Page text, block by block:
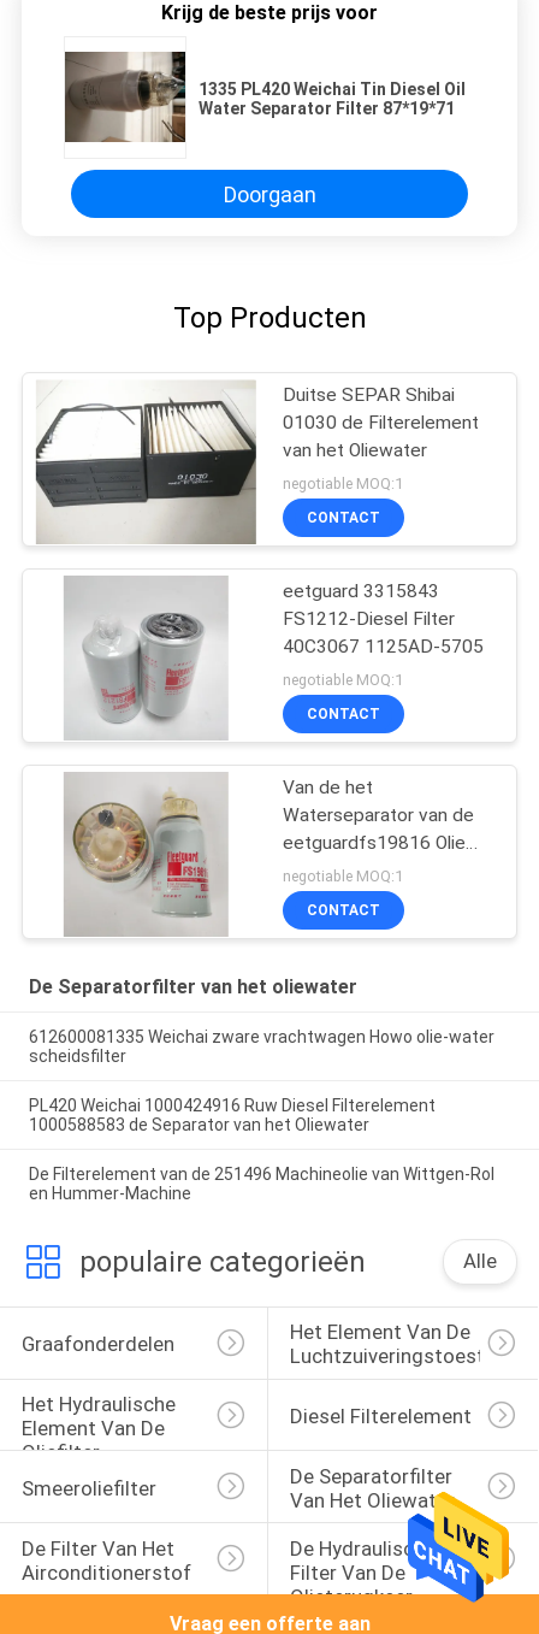
Krijg de beste prijs voor
1335 PL420 Weichai Tin Diesel Oil
Water Separator Filter 87*19*71
Doorgaan
Top Producten
Duitse SEPAR Shibai
01030 de Filterelement
van het Oliewater
negotiable MOQ:1
CONTACT
eetguard 3315843
FS1212-Diesel Filter
40C3067 1125AD-5705
negotiable MOQ:1
CONTACT
Van de het
Waterseparator van de
eetguardfs19816 Olie
Filter 4988297
negotiable MOQ:1
CONTACT
De Separatorfilter van het oliewater
612600081335 Weichai zware vrachtwagen Howo olie-water
scheidsfilter
PL420 Weichai 1000424916 Ruw Diesel Filterelement
1000588583 de Separator van het Oliewater
De Filterelement van de 251496 Machineolie van Wittgen-Rol
en Hummer-Machine
populaire categorieën Alle
Graafonderdelen
Het Element Van De
Het Hydraulische
Element Van De
Oliefilter
Diesel Filterelement
Smeeroliefilter
De Separatorfilter
Van Het Oliewater
De Filter Van Het
Airconditionerstof
De Hydraulische
Filter Van De
Olieterugkeer
Vraag een offerte aan